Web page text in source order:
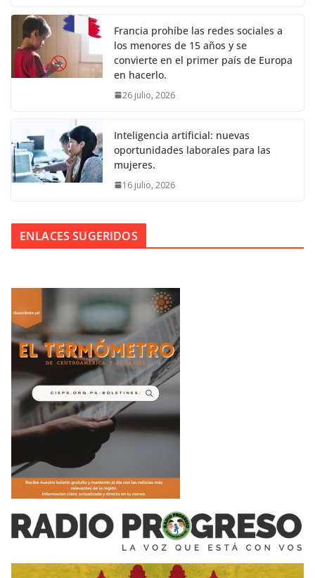
Francia prohíbe las redes sociales a
los menores de 15 años y se
convierte en el primer país de Europa
en hacerlo.
26 julio, 2026
Inteligencia artificial: nuevas
oportunidades laborales para las
mujeres.
16 julio, 2026
ENLACES SUGERIDOS